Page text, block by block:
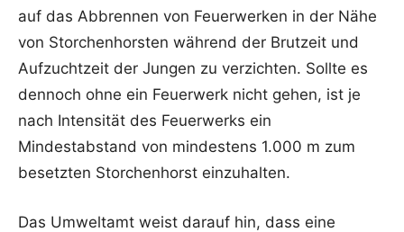
auf das Abbrennen von Feuerwerken in der Nähe
von Storchenhorsten während der Brutzeit und
Aufzuchtzeit der Jungen zu verzichten. Sollte es
dennoch ohne ein Feuerwerk nicht gehen, ist je
nach Intensität des Feuerwerks ein
Mindestabstand von mindestens 1.000 m zum
besetzten Storchenhorst einzuhalten.
Das Umweltamt weist darauf hin, dass eine